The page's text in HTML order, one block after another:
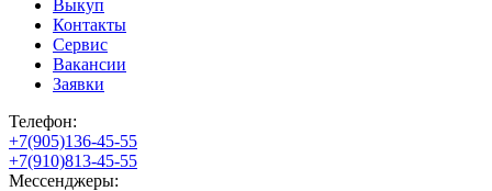
Выкуп
Контакты
Сервис
Вакансии
Заявки
Телефон:
+7(905)136-45-55
+7(910)813-45-55
Мессенджеры: